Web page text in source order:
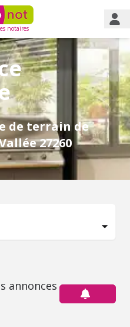
notaires
de terrain de
27260
annonces